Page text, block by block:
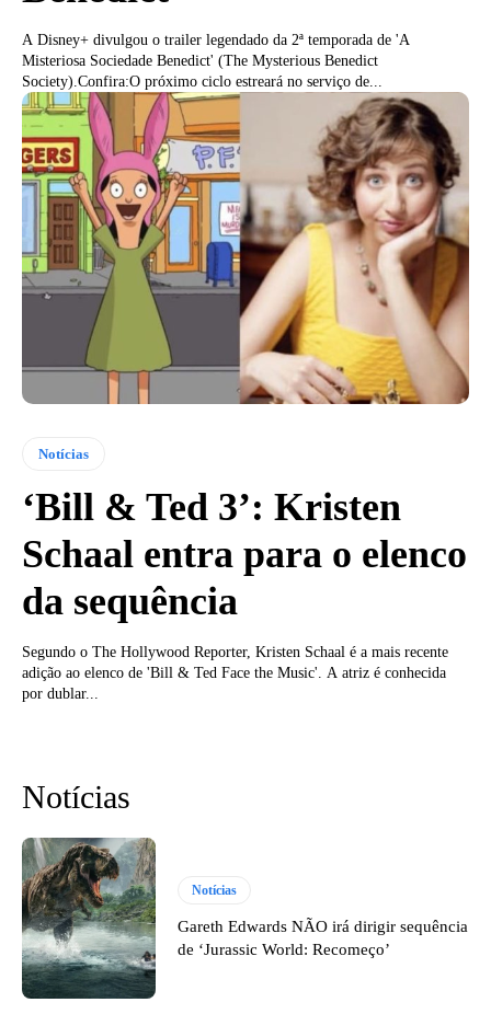
A Disney+ divulgou o trailer legendado da 2ª temporada de 'A
Misteriosa Sociedade Benedict' (The Mysterious Benedict
Society).Confira:O próximo ciclo estreará no serviço de...
Notícias
‘Bill & Ted 3’: Kristen
Schaal entra para o elenco
da sequência
Segundo o The Hollywood Reporter, Kristen Schaal é a mais recente
adição ao elenco de 'Bill & Ted Face the Music'. A atriz é conhecida
por dublar...
Notícias
Notícias
Gareth Edwards NÃO irá dirigir sequência
de ‘Jurassic World: Recomeço’